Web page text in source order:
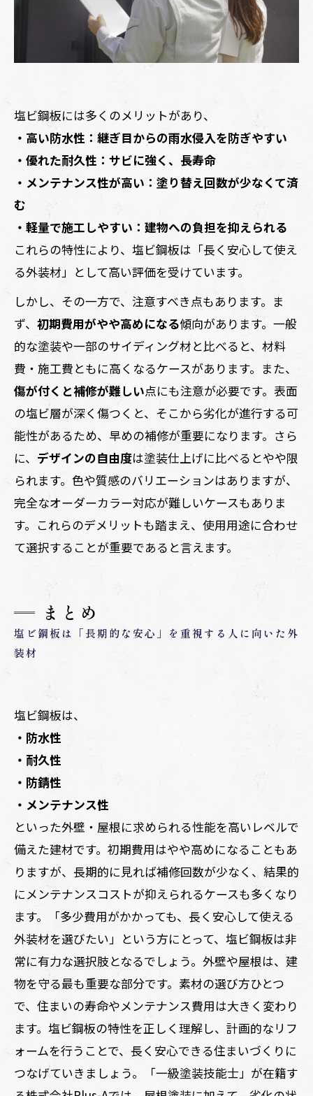
塩ビ鋼板には多くのメリットがあり、
・高い防水性：継ぎ目からの雨水侵入を防ぎやすい
・優れた耐久性：サビに強く、長寿命
・メンテナンス性が高い：塗り替え回数が少なくて済
む
・軽量で施工しやすい：建物への負担を抑えられる
これらの特性により、塩ビ鋼板は「長く安心して使え
る外装材」として高い評価を受けています。
しかし、その一方で、注意すべき点もあります。ま
ず、 初期費用がやや高めになる傾向があります。一般
的な塗装や一部のサイディング材と比べると、材料
費・施工費ともに高くなるケースがあります。また、
傷が付くと補修が難しい点にも注意が必要です。表面
の塩ビ層が深く傷つくと、そこから劣化が進行する可
能性があるため、早めの補修が重要になります。さら
に、 デザインの自由度は塗装仕上げに比べるとやや限
られます。色や質感のバリエーションはありますが、
完全なオーダーカラー対応が難しいケースもありま
す。これらのデメリットも踏まえ、使用用途に合わせ
て選択することが重要であると言えます。
まとめ
塩ビ鋼板は「長期的な安心」を重視する人に向いた外
装材
塩ビ鋼板は、
・防水性
・耐久性
・防錆性
・メンテナンス性
といった外壁・屋根に求められる性能を高いレベルで
備えた建材です。初期費用はやや高めになることもあ
りますが、長期的に見れば補修回数が少なく、結果的
にメンテナンスコストが抑えられるケースも多くなり
ます。「多少費用がかかっても、長く安心して使える
外装材を選びたい」という方にとって、塩ビ鋼板は非
常に有力な選択肢となるでしょう。外壁や屋根は、建
物を守る最も重要な部分です。素材の選び方ひとつ
で、住まいの寿命やメンテナンス費用は大きく変わり
ます。塩ビ鋼板の特性を正しく理解し、計画的なリフ
ォームを行うことで、長く安心できる住まいづくりに
つなげていきましょう。「一級塗装技能士」が在籍す